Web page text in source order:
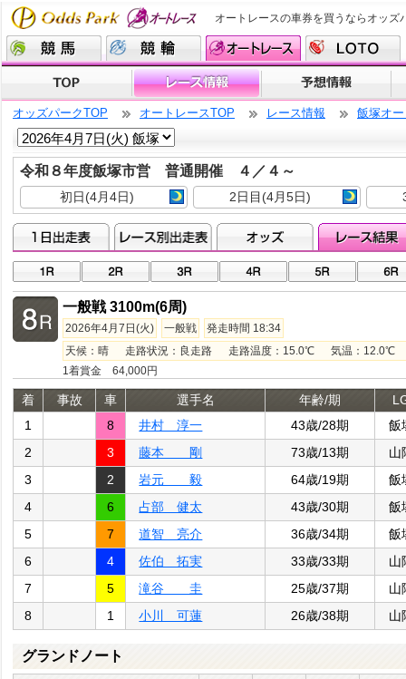
オートレースの車券を買うならオッズ
オッズパークTOP オートレースTOP レース情報 飯塚オ
令和８年度飯塚市営 普通開催 ４／４～
初日(4月4日) 2日目(4月5日)
一般戦 3100m(6周)
2026年4月7日(火) 一般戦
発走時間 18:34
天候：晴 走路状況：良走路 走路温度：15.0℃ 気温：12.0℃
1着賞金 64,000円
着 事故 車 選手名 年齢/期
1
8 井村 淳一 43歳/28期
飯
2
3 藤本 剛 73歳/13期
山
3
2 岩元 毅 64歳/19期
飯
4
6 占部 健太 43歳/30期
飯
5
7 道智 亮介 36歳/34期
飯
6
4 佐伯 拓実 33歳/33期
山
7
5 滝谷 圭 25歳/37期
山
8
1 小川 可蓮 26歳/38期 山
グランドノート